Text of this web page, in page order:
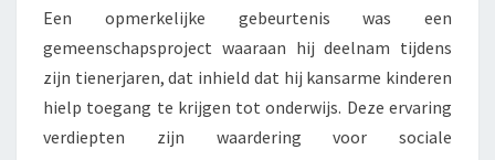
Een opmerkelijke gebeurtenis was een
gemeenschapsproject waaraan hij deelnam tijdens
zijn tienerjaren, dat inhield dat hij kansarme kinderen
hielp toegang te krijgen tot onderwijs. Deze ervaring
verdiepten zijn waardering voor sociale